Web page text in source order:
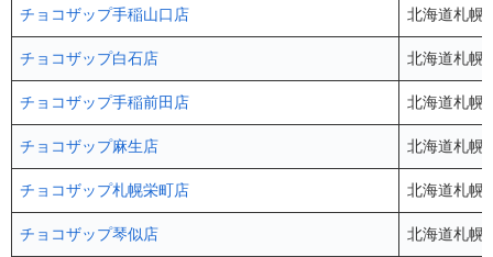
チョコザップ手稲山口店 北海道札幌
チョコザップ白石店 北海道札
チョコザップ手稲前田店 北海道札幌
チョコザップ麻生店 北海道札
チョコザップ札幌栄町店 北海道札幌
チョコザップ琴似店 北海道札幌